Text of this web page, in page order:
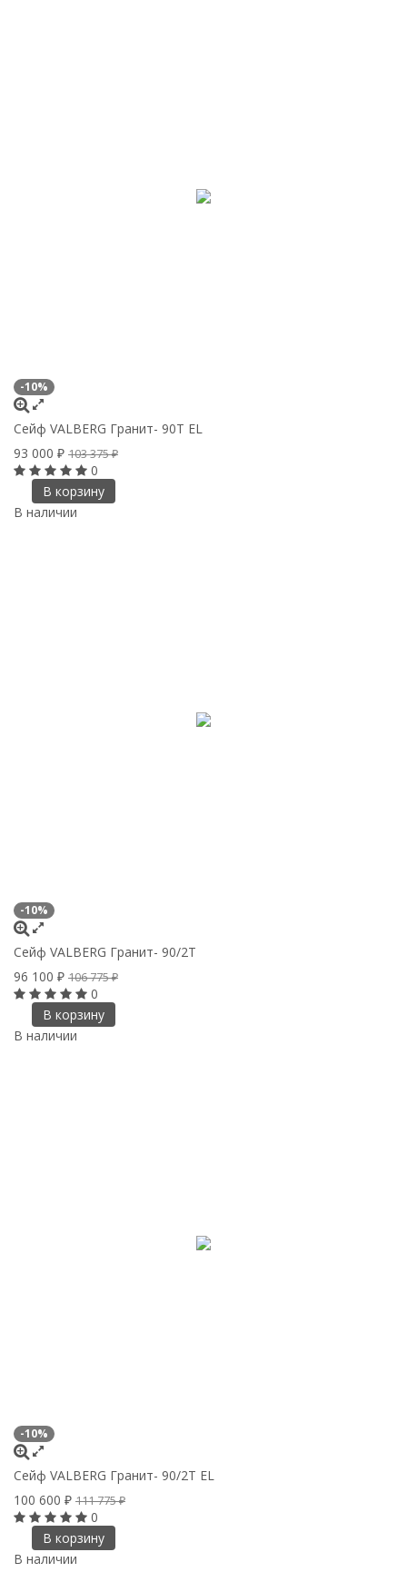
-10%
Сейф VALBERG Гранит- 90Т EL
93 000 ₽ 103 375₽
0
В корзину
В наличии
-10%
Сейф VALBERG Гранит- 90/2Т
96 100 ₽ 106 775₽
0
В корзину
В наличии
-10%
Сейф VALBERG Гранит- 90/2Т EL
100 600 ₽ 111 775₽
0
В корзину
В наличии